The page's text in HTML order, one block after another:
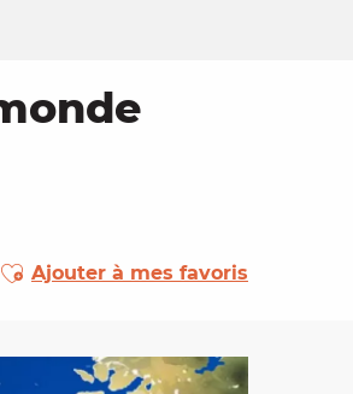
Ajouter aux favoris
Ajouter à mes favoris